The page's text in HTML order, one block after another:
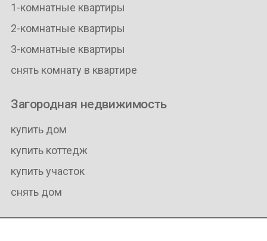
1-комнатные квартиры
2-комнатные квартиры
3-комнатные квартиры
снять комнату в квартире
Загородная недвижимость
купить дом
купить коттедж
купить участок
снять дом